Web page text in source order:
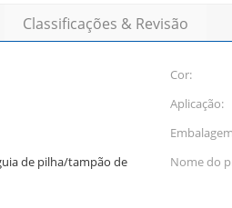
Classificações & Revisão
Cor:
Aplicação:
Nome do